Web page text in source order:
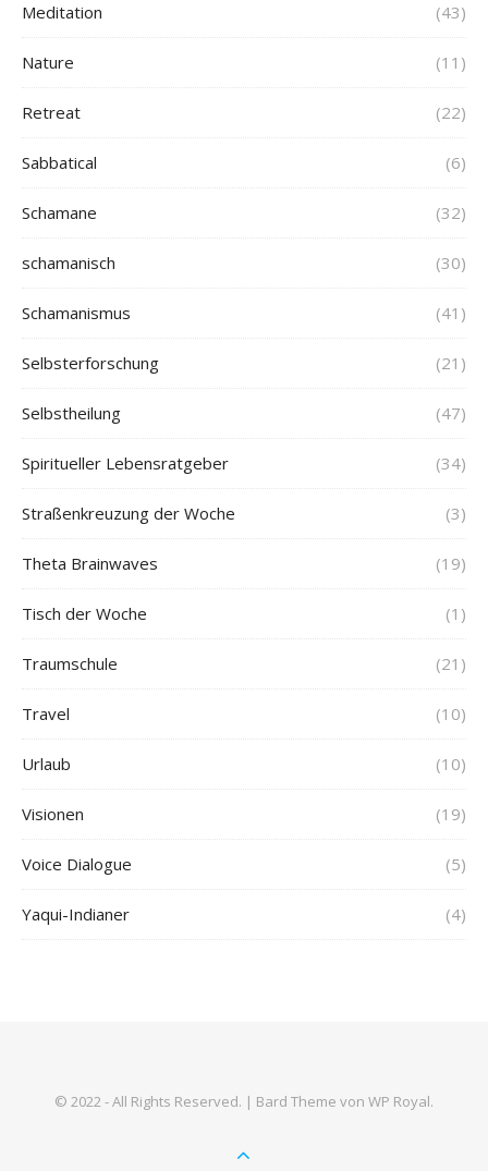
Meditation (43)
Nature (11)
Retreat (22)
Sabbatical (6)
Schamane (32)
schamanisch (30)
Schamanismus (41)
Selbsterforschung (21)
Selbstheilung (47)
Spiritueller Lebensratgeber (34)
Straßenkreuzung der Woche (3)
Theta Brainwaves (19)
Tisch der Woche (1)
Traumschule (21)
Travel (10)
Urlaub (10)
Visionen (19)
Voice Dialogue (5)
Yaqui-Indianer (4)
© 2022 - All Rights Reserved. | Bard Theme von WP Royal.